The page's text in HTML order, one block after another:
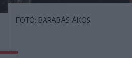
FOTÓ: BARABÁS ÁKOS